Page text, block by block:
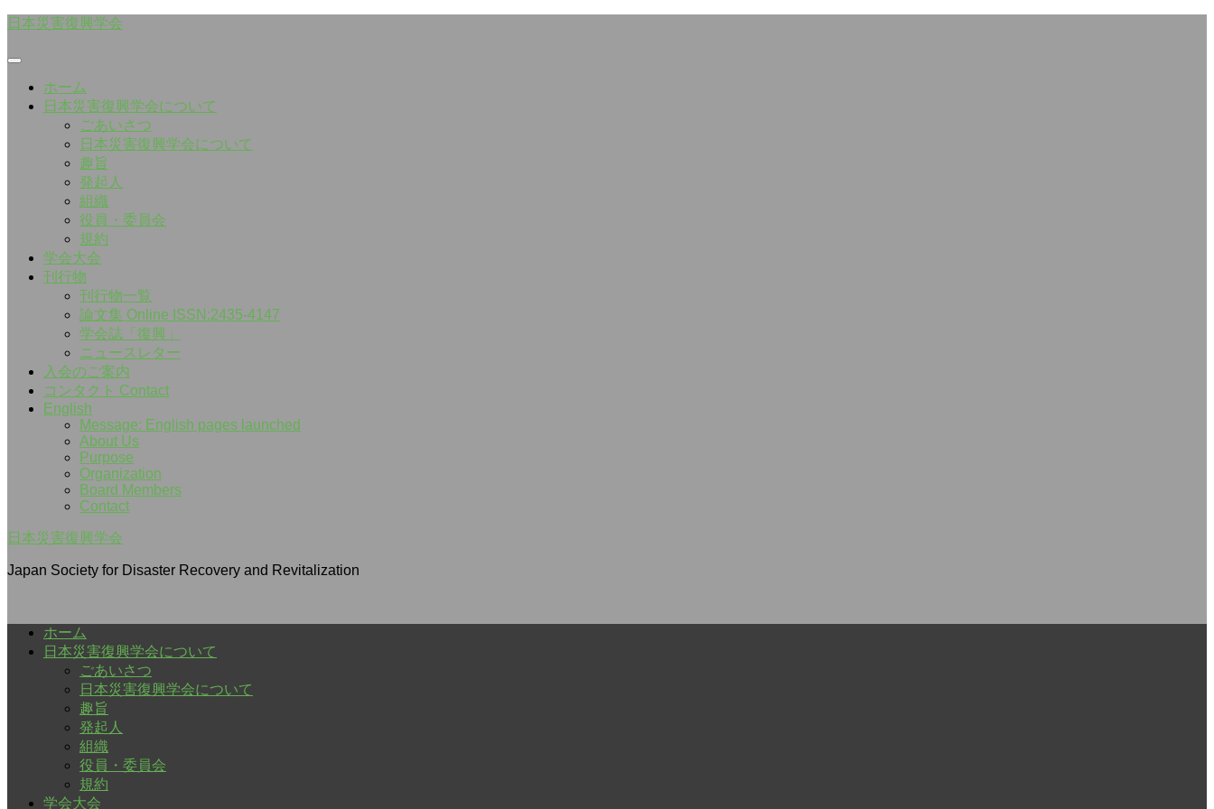
Skip
日本災害復興学会
ホーム
日本災害復興学会について
ごあいさつ
日本災害復興学会について
趣旨
発起人
組織
役員・委員会
規約
学会大会
刊行物
刊行物一覧
論文集 Online ISSN:2435-4147
学会誌「復興」
ニュースレター
入会のご案内
コンタクト Contact
English
Message: English pages launched
About Us
Purpose
Organization
Board Members
Contact
日本災害復興学会
Japan Society for Disaster Recovery and Revitalization
ホーム
日本災害復興学会について
ごあいさつ
日本災害復興学会について
趣旨
発起人
組織
役員・委員会
規約
学会大会